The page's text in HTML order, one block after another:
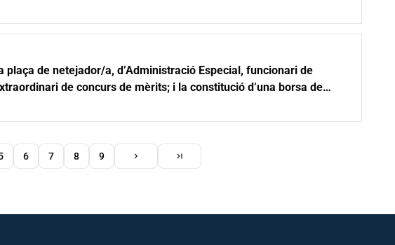
BORSA DE TREBALL
de netejador/a, d’Administració Especial, funcionari de
de concurs de mèrits; i la constitució d’una borsa de
Paginación
Page
6 Page
7 Page
8 Page
9
Siguiente
página
chevron_right
Última
página
last_page